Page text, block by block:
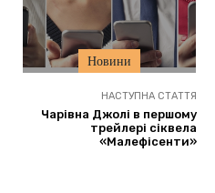
Новини
НАСТУПНА СТАТТЯ
Чарівна Джолі в першому
трейлері сіквела
«Малефісенти»